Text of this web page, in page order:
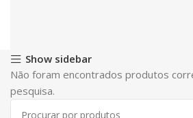
Show sidebar
Não foram encontrados produtos
pesquisa.